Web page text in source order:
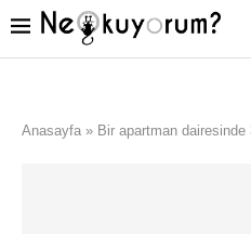
Anasayfa » Bir apartman dairesinde